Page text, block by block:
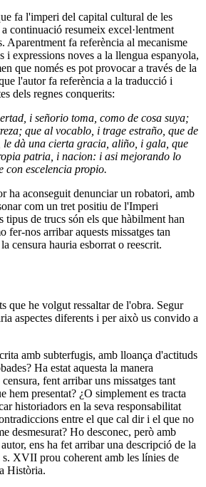
fa l'imperi del capital cultural de les
continuació resumeix excel·lentment
Aparentment fa referència al mecanisme
i expressions noves a la llengua espanyola,
que només es pot provocar a través de la
l'autor fa referència a la traducció i
dels regnes conquerits:
i señorio toma, como de cosa suya;
que al vocablo, i trage estraño, que de
le dà una cierta gracia, aliño, i gala, que
patria, i nacion: i asi mejorando lo
con escelencia propio.
ha aconseguit denunciar un robatori, amb
com un tret positiu de l'Imperi
tipus de trucs són els que hàbilment han
fer-nos arribar aquests missatges tan
censura hauria esborrat o reescrit.
que he volgut ressaltar de l'obra. Segur
aspectes diferents i per això us convido a
amb subterfugis, amb lloança d'actituds
Ha estat aquesta la manera
fent arribar uns missatges tant
hem presentat? ¿O simplement es tracta
historiadors en la seva responsabilitat
entre el que cal dir i el que no
desmesurat? Ho desconec, però amb
ens ha fet arribar una descripció de la
XVII prou coherent amb les línies de
Història.